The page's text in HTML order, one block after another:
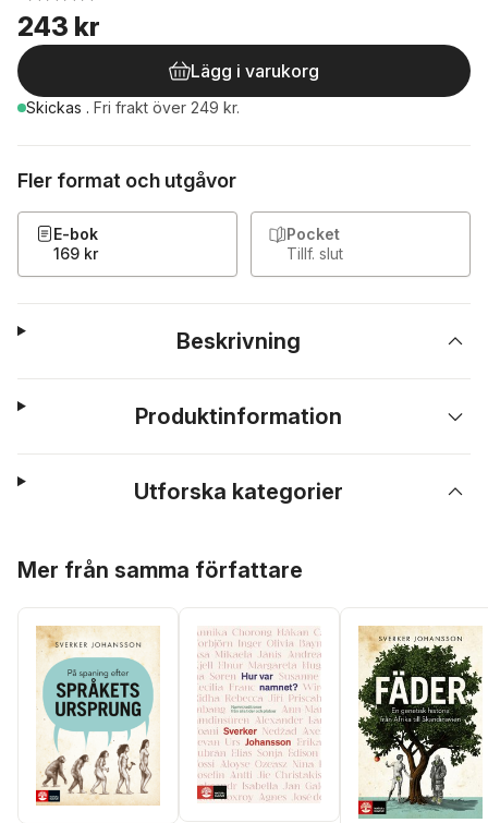
243 kr
Lägg i varukorg
Skickas . Fri frakt över 249 kr.
Fler format och utgåvor
E-bok
169 kr
Pocket
Tillf. slut
Beskrivning
Produktinformation
Utforska kategorier
Mer från samma författare